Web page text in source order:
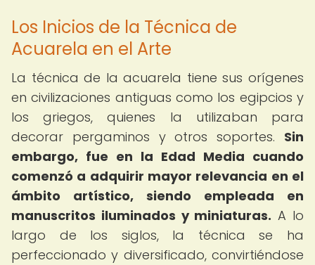
Los Inicios de la Técnica de
Acuarela en el Arte
La técnica de la acuarela tiene sus orígenes
en civilizaciones antiguas como los egipcios y
los griegos, quienes la utilizaban para
decorar pergaminos y otros soportes. Sin
embargo, fue en la Edad Media cuando
comenzó a adquirir mayor relevancia en el
ámbito artístico, siendo empleada en
manuscritos iluminados y miniaturas. A lo
largo de los siglos, la técnica se ha
perfeccionado y diversificado, convirtiéndose